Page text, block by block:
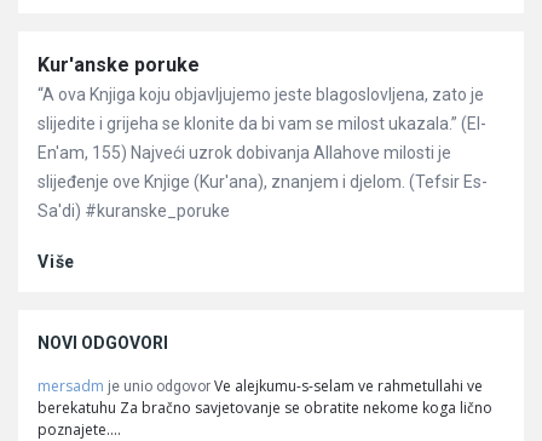
Članci
Kur'anske poruke
“A ova Knjiga koju objavljujemo jeste blagoslovljena, zato je
slijedite i grijeha se klonite da bi vam se milost ukazala.” (El-
En'am, 155) Najveći uzrok dobivanja Allahove milosti je
slijeđenje ove Knjige (Kur'ana), znanjem i djelom. (Tefsir Es-
Sa'di) #kuranske_poruke
Više
NOVI ODGOVORI
mersadm je unio odgovor Ve alejkumu-s-selam ve rahmetullahi ve
berekatuhu Za bračno savjetovanje se obratite nekome koga lično
poznajete.…